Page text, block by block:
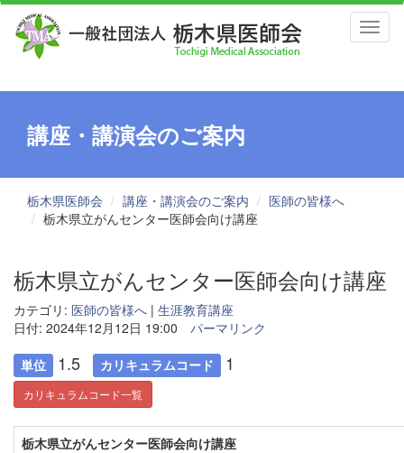
講座・講演会のご案内
栃木県医師会 講座・講演会のご案内
医師の皆様へ
栃木県立がんセンター医師会向け講座
栃木県立がんセンター医師会向け講座
カテゴリ: 医師の皆様へ | 生涯教育講座
日付: 2024年12月12日 19:00
パーマリンク
単位 1.5 カリキュラムコード 1
カリキュラムコード一覧
栃木県立がんセンター医師会向け講座